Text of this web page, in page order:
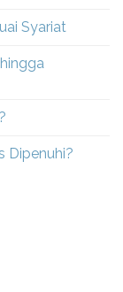
Syariat
Dipenuhi?